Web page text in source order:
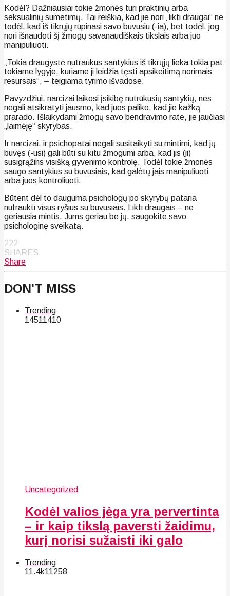
Kodėl? Dažniausiai tokie žmonės turi praktinių arba
seksualinių sumetimų. Tai reiškia, kad jie nori „likti draugai“ ne
todėl, kad iš tikrųjų rūpinasi savo buvusiu (-ia), bet todėl, jog
nori išnaudoti šį žmogų savanaudiškais tikslais arba juo
manipuliuoti.
„Tokia draugystė nutraukus santykius iš tikrųjų lieka tokia pat
tokiame lygyje, kuriame ji leidžia tęsti apsikeitimą norimais
resursais“, – teigiama tyrimo išvadose.
Pavyzdžiui, narcizai laikosi įsikibę nutrūkusių santykių, nes
negali atsikratyti jausmo, kad juos paliko, kad jie kažką
prarado. Išlaikydami žmogų savo bendravimo rate, jie jaučiasi
„laimėję“ skyrybas.
Ir narcizai, ir psichopatai negali susitaikyti su mintimi, kad jų
buvęs (-usi) gali būti su kitu žmogumi arba, kad jis (ji)
susigrąžins visišką gyvenimo kontrolę. Todėl tokie žmonės
saugo santykius su buvusiais, kad galėtų jais manipuliuoti
arba juos kontroliuoti.
Būtent dėl to dauguma psichologų po skyrybų pataria
nutraukti visus ryšius su buvusiais. Likti draugais – ne
geriausia mintis. Jums geriau be jų, saugokite savo
psichologinę sveikatą.
222
SHARES
Share
DON'T MISS
Trending
14511410
Uncategorized
Kodėl valios jėga yra pervertinta
– ir kaip tikslą paversti žaidimu,
kurį norisi sužaisti iki galo
Trending
11.4k11258